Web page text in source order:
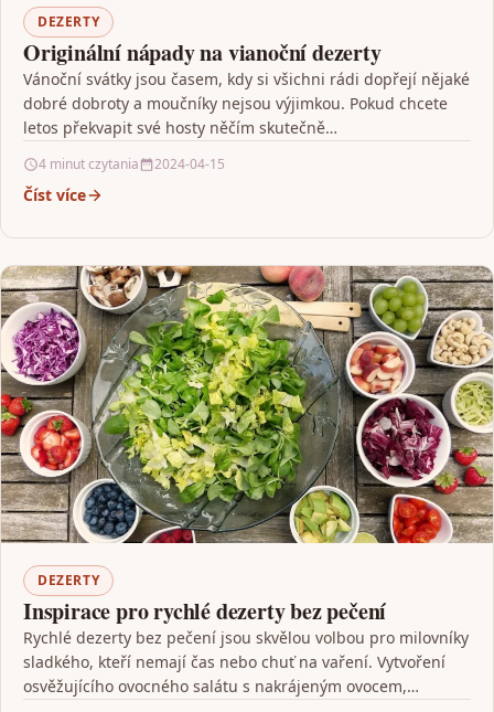
DEZERTY
Originální nápady na vianoční dezerty
Vánoční svátky jsou časem, kdy si všichni rádi dopřejí nějaké
dobré dobroty a moučníky nejsou výjimkou. Pokud chcete
letos překvapit své hosty něčím skutečně…
4 minut czytania 2024-04-15
Číst více
DEZERTY
Inspirace pro rychlé dezerty bez pečení
Rychlé dezerty bez pečení jsou skvělou volbou pro milovníky
sladkého, kteří nemají čas nebo chuť na vaření. Vytvoření
osvěžujícího ovocného salátu s nakrájeným ovocem,…